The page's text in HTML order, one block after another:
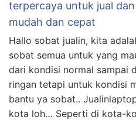
terpercaya untuk jual
mudah dan cepat
Hallo sobat jualin, kita
sobat semua untuk yang
dari kondisi normal sampai
ringan tetapi untuk kondisi
bantu ya sobat..
kota loh… Seperti di kota-